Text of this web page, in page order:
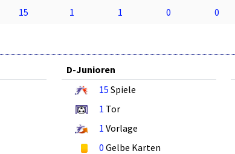
15 1 1 0 0
D-Junioren
15 Spiele
1 Tor
1 Vorlage
0 Gelbe Karten